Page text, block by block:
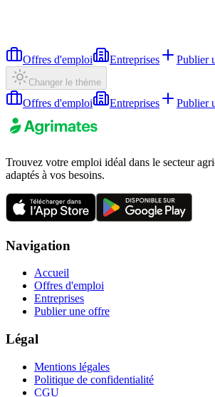
Offres d'emploi Entreprises Publier
Changer le thème
Offres d'emploi Entreprises Publier
Trouvez votre emploi idéal dans le secteur
adaptés à vos besoins.
Navigation
Accueil
Offres d'emploi
Entreprises
Publier une offre
Légal
Mentions légales
Politique de confidentialité
CGU